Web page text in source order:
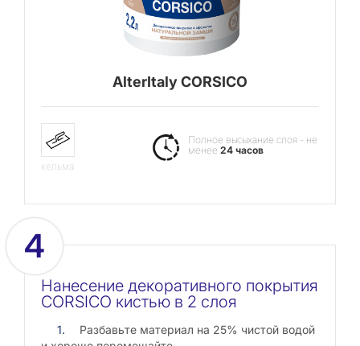
AlterItaly CORSICO
кельма
Полное высыхание слоя - не
менее24 часов
4
Нанесение декоративного покрытия
CORSICO кистью в 2 слоя
Разбавьте материал на 25% чистой водой